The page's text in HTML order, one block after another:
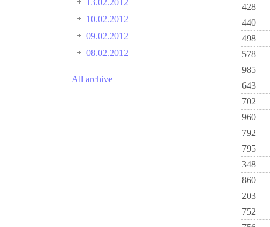
13.02.2012
10.02.2012
09.02.2012
08.02.2012
All archive
428
440
498
578
985
643
702
960
792
795
348
860
203
752